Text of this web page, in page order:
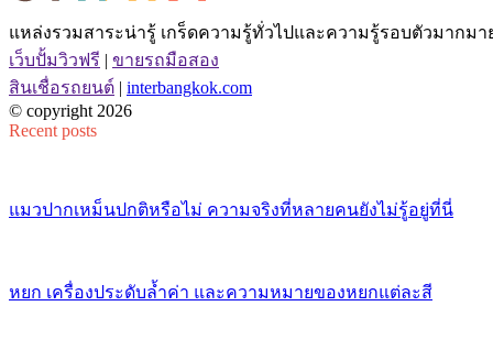
แหล่งรวมสาระน่ารู้ เกร็ดความรู้ทั่วไปและความรู้รอบตัวมากม
เว็บปั้มวิวฟรี | ขายรถมือสอง
สินเชื่อรถยนต์ | interbangkok.com
© copyright 2026
Recent posts
แมวปากเหม็นปกติหรือไม่ ความจริงที่หลายคนยังไม่รู้อยู่ที่นี่
หยก เครื่องประดับล้ำค่า และความหมายของหยกแต่ละสี